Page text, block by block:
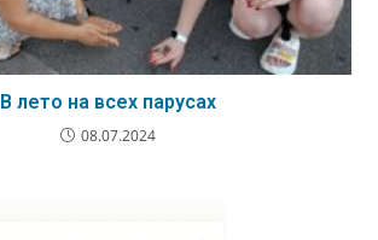
В лето на всех парусах
08.07.2024